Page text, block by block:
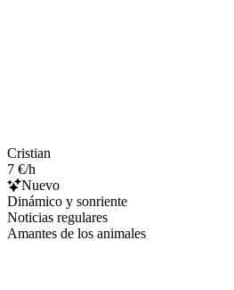
Cristian
7 €/h
Nuevo
Dinámico y sonriente
Noticias regulares
Amantes de los animales